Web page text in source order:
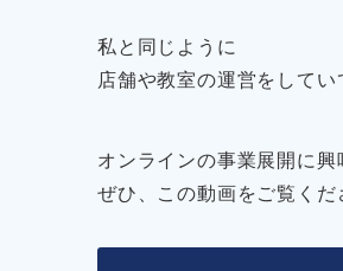
私と同じように
店舗や教室の運営をしてい
オンラインの事業展開に興
ぜひ、この動画をご覧くだ